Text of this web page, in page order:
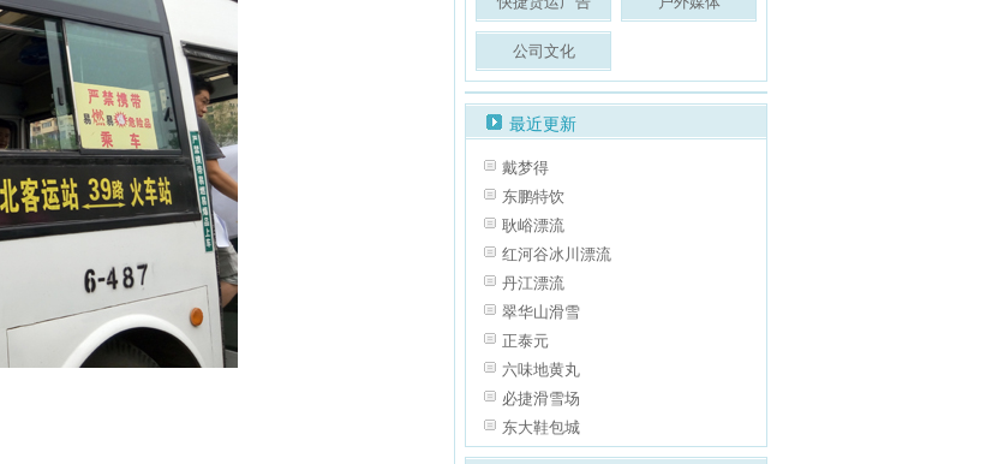
公司文化
最近更新
戴梦得
东鹏特饮
耿峪漂流
红河谷冰川漂流
丹江漂流
翠华山滑雪
正泰元
六味地黄丸
必捷滑雪场
东大鞋包城